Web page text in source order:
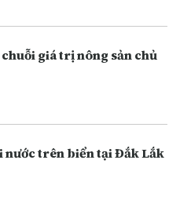
giá trị nông sản chủ
nước trên biển tại Đắk Lắk